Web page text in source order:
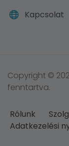
Kapcsolat
Copyright ©
fenntartva.
Rólunk
Adatkezelési